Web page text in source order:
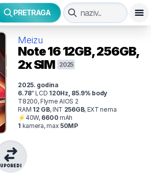
PRETRAGA
Meizu
Note 1612GB, 256GB,
2x SIM 2025
2025. godina
6.78" LCD 120Hz 85.9% body
T8200, Flyme AIOS 2
RAM 12 GB,INT 256GB, EXT nema
⚡40W, 6600 mAh
1 kamera, max 50MP
UPOREDI